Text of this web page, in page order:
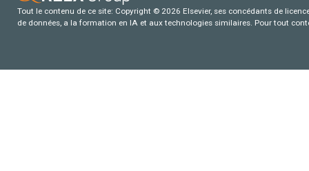
Tout le contenu de ce site: Copyright © 2026 Elsevier, ses concédants de
de données, a la formation en IA et aux technologies similaires. Pour tout